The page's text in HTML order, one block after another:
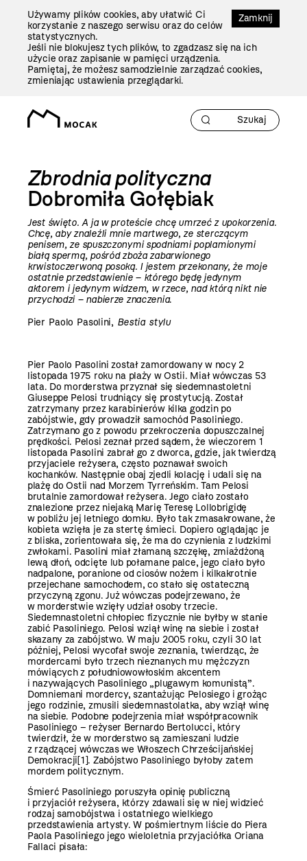
Zamknij
Używamy plików cookies, aby ułatwić Ci
korzystanie z naszego serwisu oraz do celów
statystycznych.
Jeśli nie blokujesz tych plików, to zgadzasz się na ich
użycie oraz zapisanie w pamięci urządzenia.
Pamiętaj, że możesz samodzielnie zarządzać cookies,
zmieniając ustawienia przeglądarki.
Zbrodnia polityczna
Dobromiła Gołębiak
Jest święto. A ja w proteście chcę umrzeć z upokorzenia.
Chcę, aby znaleźli mnie martwego, ze sterczącym
penisem, ze spuszczonymi spodniami poplamionymi
białą spermą, pośród zboża zabarwionego
krwistoczerwoną posoką. I jestem przekonany, że moje
ostatnie przedstawienie – którego będę jedynym
aktorem i jedynym widzem, w rzece, nad którą nikt nie
przychodzi – nabierze znaczenia.
Pier Paolo Pasolini, Bestia stylu
Pier Paolo Pasolini został zamordowany w nocy 2
listopada 1975 roku na plaży w Ostii. Miał wówczas 53
lata. Do morderstwa przyznał się siedemnastoletni
Giuseppe Pelosi trudniący się prostytucją. Został
zatrzymany przez karabinierów kilka godzin po
zabójstwie, gdy prowadził samochód Pasoliniego.
Zatrzymano go z powodu przekroczenia dopuszczalnej
prędkości. Pelosi zeznał przed sądem, że wieczorem 1
listopada Pasolini zabrał go z dworca, gdzie, jak twierdzą
przyjaciele reżysera, często poznawał swoich
kochanków. Następnie obaj zjedli kolację i udali się na
plażę do Ostii nad Morzem Tyrreńskim. Tam Pelosi
brutalnie zamordował reżysera. Jego ciało zostało
znalezione przez niejaką Marię Teresę Lollobrigidę
w pobliżu jej letniego domku. Było tak zmasakrowane, że
kobieta wzięła je za stertę śmieci. Dopiero oglądając je
z bliska, zorientowała się, że ma do czynienia z ludzkimi
zwłokami. Pasolini miał złamaną szczękę, zmiażdżoną
lewą dłoń, odcięte lub połamane palce, jego ciało było
nadpalone, poranione od ciosów nożem i kilkakrotnie
przejechane samochodem, co stało się ostateczną
przyczyną zgonu. Już wówczas podejrzewano, że
w morderstwie wzięły udział osoby trzecie.
Siedemnastoletni chłopiec fizycznie nie byłby w stanie
zabić Pasoliniego. Pelosi wziął winę na siebie i został
skazany za zabójstwo. W maju 2005 roku, czyli 30 lat
później, Pelosi wycofał swoje zeznania, twierdząc, że
mordercami było trzech nieznanych mu mężczyzn
mówiących z południowowłoskim akcentem
i nazywających Pasoliniego „plugawym komunistą”.
Domniemani mordercy, szantażując Pelosiego i grożąc
jego rodzinie, zmusili siedemnastolatka, aby wziął winę
na siebie. Podobne podejrzenia miał współpracownik
Pasoliniego – reżyser Bernardo Bertolucci, który
twierdził, że w morderstwo są zamieszani ludzie
z rządzącej wówczas we Włoszech Chrześcijańskiej
Demokracji[1]. Zabójstwo Pasoliniego byłoby zatem
mordem politycznym.
Śmierć Pasoliniego poruszyła opinię publiczną
i przyjaciół reżysera, którzy zdawali się w niej widzieć
rodzaj samobójstwa i ostatniego wielkiego
przedstawienia artysty. W pośmiertnym liście do Piera
Paola Pasoliniego jego wieloletnia przyjaciółka Oriana
Fallaci pisała: